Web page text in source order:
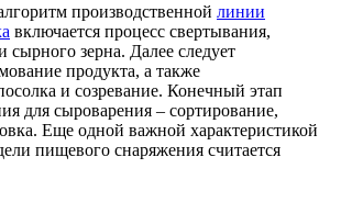
производственной линии
включается процесс свертывания,
сырного зерна. Далее следует
продукта, а также
и созревание. Конечный этап
для сыроварения – сортирование,
Еще одной важной характеристикой
пищевого снаряжения считается